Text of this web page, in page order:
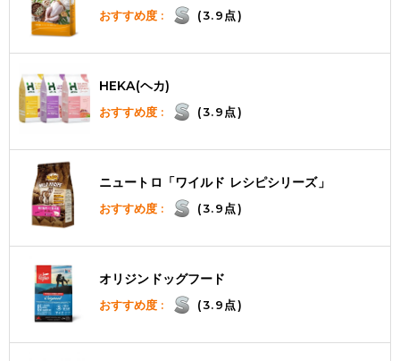
おすすめ度 : (3.9点)
HEKA(ヘカ)
おすすめ度 : (3.9点)
ニュートロ「ワイルド レシピシリーズ」
おすすめ度 : (3.9点)
オリジンドッグフード
おすすめ度 : (3.9点)